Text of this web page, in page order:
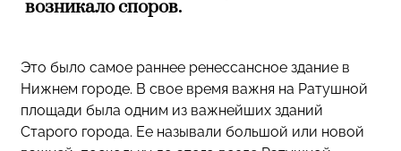
возникало споров.
Это было самое раннее ренессансное здание в
Нижнем городе. В свое время важня на Ратушной
площади была одним из важнейших зданий
Старого города. Ее называли большой или новой